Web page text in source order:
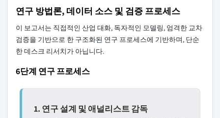
연구 방법론, 데이터 소스 및 검증 프로세스
이 보고서는 직접적인 산업 대화, 독자적인 모델링, 엄격한 교차
검증을 기반으로 한 구조화된 연구 프로세스에 기반하며, 단순
한 데스크 리서치가 아닙니다.
6단계 연구 프로세스
1. 연구 설계 및 애널리스트 감독